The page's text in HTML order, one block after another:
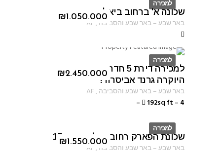
למכירה
ID
₪1.050.000
שכונה א' ברחוב ביאליק
באר שבע–באר שבע והסביבה ,
AF
למכירה
ID
₪2.450.000
למכירה דירת 5 חדרים בפרוייקט
היוקרה גרנד אביסרור!
באר שבע–באר שבע והסביבה ,
AF
192sq ft – 4
–
למכירה
ID
₪1.550.000
שכונת הפארק רחוב נחל ערוגות 15
באר שבע–באר שבע והסביבה ,
AF